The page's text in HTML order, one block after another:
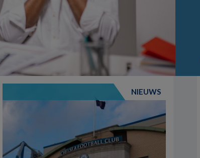
NIEUWS